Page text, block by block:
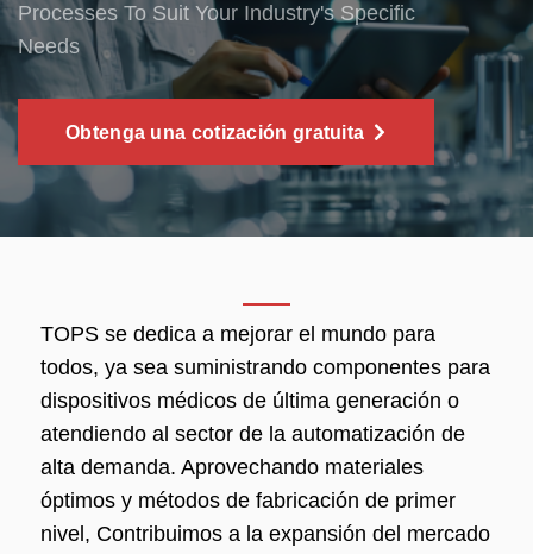
Processes To Suit Your Industry's Specific
Needs
Obtenga una cotización gratuita
TOPS se dedica a mejorar el mundo para
todos, ya sea suministrando componentes para
dispositivos médicos de última generación o
atendiendo al sector de la automatización de
alta demanda. Aprovechando materiales
óptimos y métodos de fabricación de primer
nivel, Contribuimos a la expansión del mercado